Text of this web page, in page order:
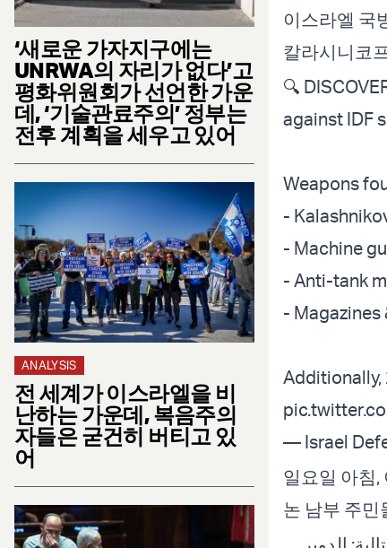
‘새로운 가자지구에는
UNRWA의 자리가 없다’고
평화위원회가 선언한 가운
데, ‘기술관료주의’ 정부는
전후 계획을 세우고 있어
ANALYSIS
전 세계가 이스라엘을 비
난하는 가운데, 복음주의
자들은 굳건히 버티고 있
어
이스라엘 국
칼라시니코
🔍
against IDF
Weapons
-
- Machine
- Anti-tank
-
— Israel
일요일 아침
논 남부 주민